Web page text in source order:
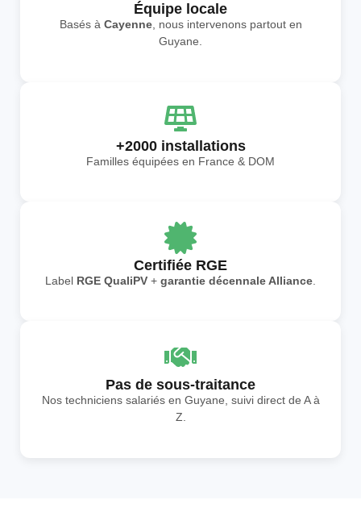
Équipe locale
Basés à Cayenne, nous intervenons partout en
Guyane.
+2000 installations
Familles équipées en France & DOM
Certifiée RGE
Label RGE QualiPV + garantie décennale Alliance
Pas de sous-traitance
Nos techniciens salariés en Guyane, suivi direct de A à
Z.